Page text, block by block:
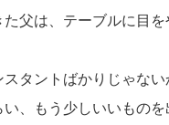
父は、テーブルに目を
スタントばかりじゃな
、もう少しいいものを